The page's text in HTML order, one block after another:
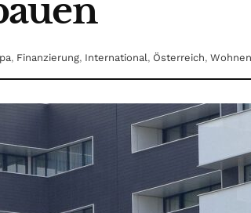
, Finanzierung, International, Österreich, Wohnen